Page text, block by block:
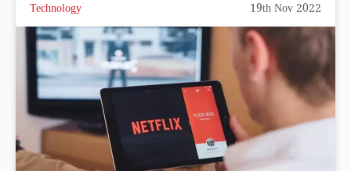
Technology 19th Nov 2022